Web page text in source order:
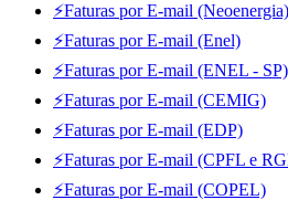
⚡Faturas por E-mail (Neoenergia)
⚡Faturas por E-mail (Enel)
⚡Faturas por E-mail (ENEL - SP)
⚡Faturas por E-mail (CEMIG)
⚡Faturas por E-mail (EDP)
⚡Faturas por E-mail (CPFL e
⚡Faturas por E-mail (COPEL)